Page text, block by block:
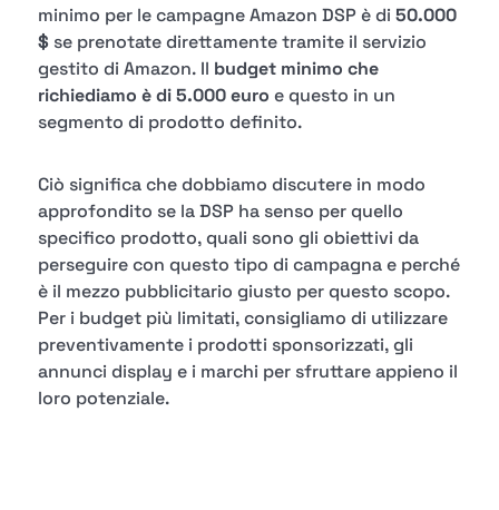
minimo per le campagne Amazon DSP è di 50.000
$se prenotate direttamente tramite il servizio
gestito di Amazon. Il budget minimo che
richiediamo è di 5.000 euro e questo in un
segmento di prodotto definito.
Ciò significa che dobbiamo discutere in modo
approfondito se la DSP ha senso per quello
specifico prodotto, quali sono gli obiettivi da
perseguire con questo tipo di campagna e perché
è il mezzo pubblicitario giusto per questo scopo.
Per i budget più limitati, consigliamo di utilizzare
preventivamente i prodotti sponsorizzati, gli
annunci display e i marchi per sfruttare appieno il
loro potenziale.